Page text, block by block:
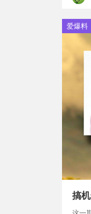
爱爆料
搞